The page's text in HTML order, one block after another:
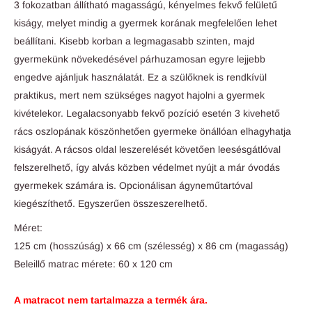
3 fokozatban állítható magasságú, kényelmes fekvő felületű
kiságy, melyet mindig a gyermek korának megfelelően lehet
beállítani. Kisebb korban a legmagasabb szinten, majd
gyermekünk növekedésével párhuzamosan egyre lejjebb
engedve ajánljuk használatát. Ez a szülőknek is rendkívül
praktikus, mert nem szükséges nagyot hajolni a gyermek
kivételekor. Legalacsonyabb fekvő pozíció esetén 3 kivehető
rács oszlopának köszönhetően gyermeke önállóan elhagyhatja
kiságyát. A rácsos oldal leszerelését követően leesésgátlóval
felszerelhető, így alvás közben védelmet nyújt a már óvodás
gyermekek számára is. Opcionálisan ágyneműtartóval
kiegészíthető. Egyszerűen összeszerelhető.
Méret:
125 cm (hosszúság) x 66 cm (szélesség) x 86 cm (magasság)
Beleillő matrac mérete: 60 x 120 cm
A matracot nem tartalmazza a termék ára.